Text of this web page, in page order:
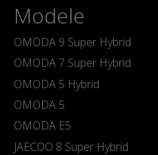
Modele
OMODA 9 Super Hybrid
OMODA 7 Super Hybrid
OMODA 5 Hybrid
OMODA 5
OMODA E5
JAECOO 8 Super Hybrid